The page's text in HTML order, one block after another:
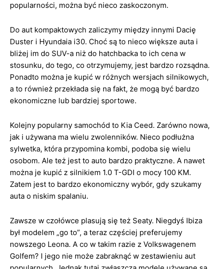
popularności, można być nieco zaskoczonym.
Do aut kompaktowych zaliczymy między innymi Dacię
Duster i Hyundaia i30. Choć są to nieco większe auta i
bliżej im do SUV-a niż do hatchbacka to ich cena w
stosunku, do tego, co otrzymujemy, jest bardzo rozsądna.
Ponadto można je kupić w różnych wersjach silnikowych,
a to również przekłada się na fakt, że mogą być bardzo
ekonomiczne lub bardziej sportowe.
Kolejny popularny samochód to Kia Ceed. Zarówno nowa,
jak i używana ma wielu zwolenników. Nieco podłużna
sylwetka, która przypomina kombi, podoba się wielu
osobom. Ale też jest to auto bardzo praktyczne. A nawet
można je kupić z silnikiem 1.0 T-GDI o mocy 100 KM.
Zatem jest to bardzo ekonomiczny wybór, gdy szukamy
auta o niskim spalaniu.
Zawsze w czołówce plasują się też Seaty. Niegdyś Ibiza
był modelem „go to”, a teraz częściej preferujemy
nowszego Leona. A co w takim razie z Volkswagenem
Golfem? I jego nie może zabraknąć w zestawieniu aut